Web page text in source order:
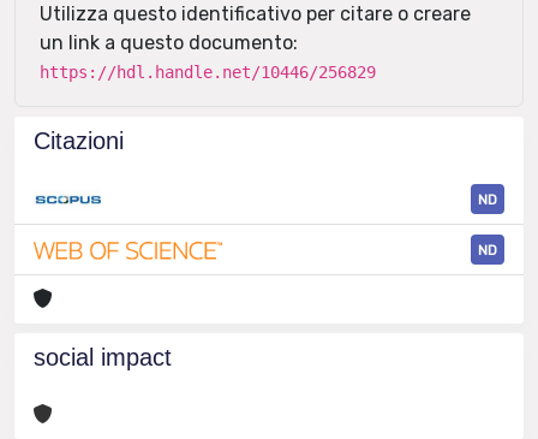
Utilizza questo identificativo per citare o creare
un link a questo documento:
https://hdl.handle.net/10446/256829
Citazioni
ND
ND
social impact